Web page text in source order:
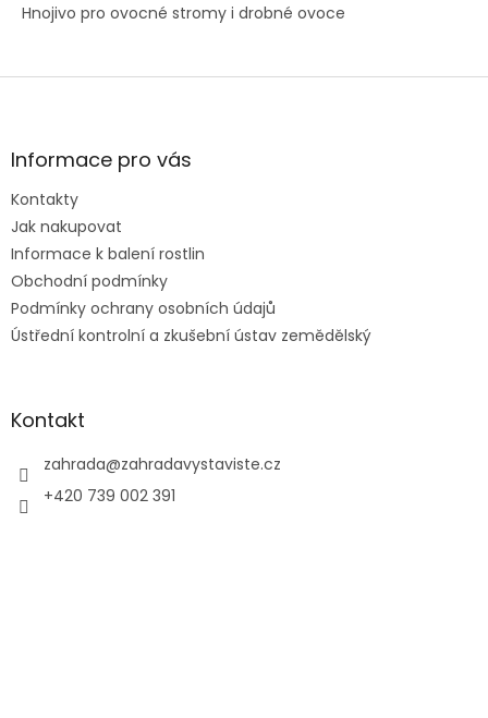
Hnojivo pro ovocné stromy i drobné ovoce
Z
aInformace pro vás
Kontakty
Jak nakupovat
Informace k balení rostlin
Obchodní podmínky
Podmínky ochrany osobních údajů
Ústřední kontrolní a zkušební ústav zemědělský
Kontakt
zahrada@zahradavystaviste.cz
+420 739 002 391